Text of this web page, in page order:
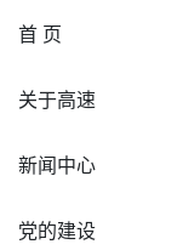
首 页
关于高速
新闻中心
党的建设